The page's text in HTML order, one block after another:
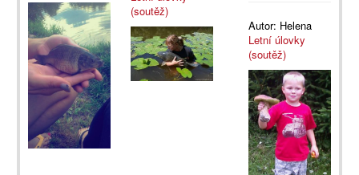
(soutěž)
Autor: Helena
Letní úlovky
(soutěž)